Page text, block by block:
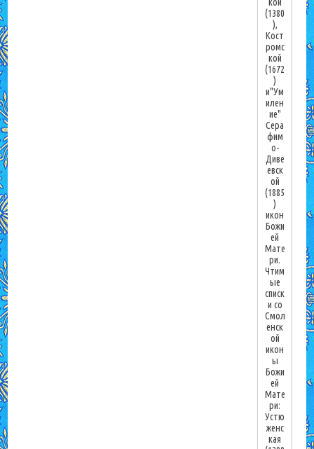
(1380
),
Кост
ромс
кой
(1672
)
и"Ум
илен
ие"
Сера
фим
о-
Диве
евск
ой
(1885
)
икон
Божи
ей
Мате
ри.
Чтим
ые
списк
и со
Смол
енск
ой
икон
ы
Божи
ей
Мате
ри:
Устю
женс
кая